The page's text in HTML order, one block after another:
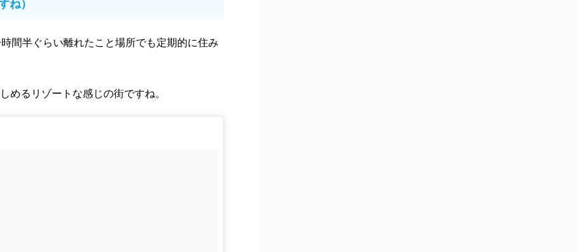
ね）
間半ぐらい離れたこと場所でも定期的に住み
めるリゾートな感じの街ですね。